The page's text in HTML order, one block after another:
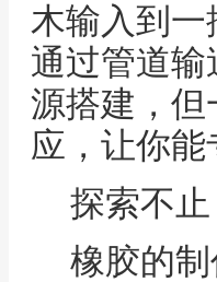
木输入到
通过管道
源搭建，
应，让你
探索不
橡胶的